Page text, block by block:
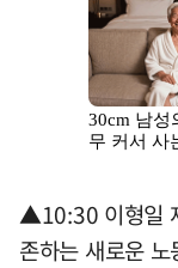
▲10:30 이형일
존하는 새로운